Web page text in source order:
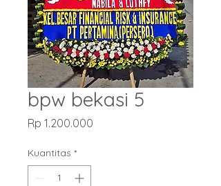
bpw bekasi 5
Rp 1.200.000
Kuantitas *